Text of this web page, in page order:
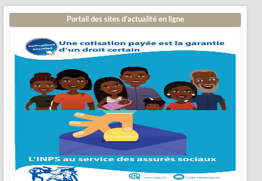
Portail des sites d’actualité en ligne